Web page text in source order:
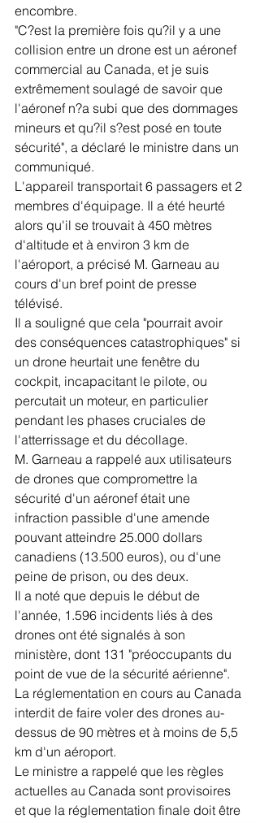
encombre.
"C?est la première fois qu?il y a une
collision entre un drone est un aéronef
commercial au Canada, et je suis
extrêmement soulagé de savoir que
l'aéronef n?a subi que des dommages
mineurs et qu?il s?est posé en toute
sécurité", a déclaré le ministre dans un
communiqué.
L'appareil transportait 6 passagers et 2
membres d'équipage. Il a été heurté
alors qu'il se trouvait à 450 mètres
d'altitude et à environ 3 km de
l'aéroport, a précisé M. Garneau au
cours d'un bref point de presse
télévisé.
Il a souligné que cela "pourrait avoir
des conséquences catastrophiques" si
un drone heurtait une fenêtre du
cockpit, incapacitant le pilote, ou
percutait un moteur, en particulier
pendant les phases cruciales de
l'atterrissage et du décollage.
M. Garneau a rappelé aux utilisateurs
de drones que compromettre la
sécurité d'un aéronef était une
infraction passible d'une amende
pouvant atteindre 25.000 dollars
canadiens (13.500 euros), ou d'une
peine de prison, ou des deux.
Il a noté que depuis le début de
l'année, 1.596 incidents liés à des
drones ont été signalés à son
ministère, dont 131 "préoccupants du
point de vue de la sécurité aérienne".
La réglementation en cours au Canada
interdit de faire voler des drones au-
dessus de 90 mètres et à moins de 5,5
km d'un aéroport.
Le ministre a rappelé que les règles
actuelles au Canada sont provisoires
et que la réglementation finale doit être